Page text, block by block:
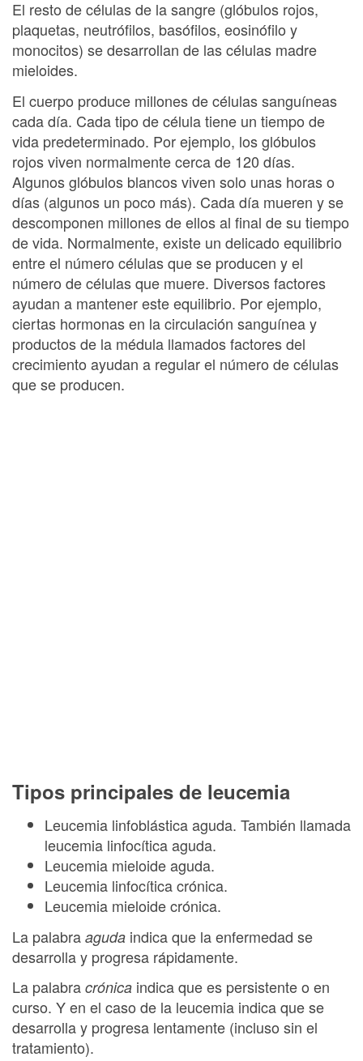
El resto de células de la sangre (glóbulos rojos,
plaquetas, neutrófilos, basófilos, eosinófilo y
monocitos) se desarrollan de las células madre
mieloides.
El cuerpo produce millones de células sanguíneas
cada día. Cada tipo de célula tiene un tiempo de
vida predeterminado. Por ejemplo, los glóbulos
rojos viven normalmente cerca de 120 días.
Algunos glóbulos blancos viven solo unas horas o
días (algunos un poco más). Cada día mueren y se
descomponen millones de ellos al final de su tiempo
de vida. Normalmente, existe un delicado equilibrio
entre el número células que se producen y el
número de células que muere. Diversos factores
ayudan a mantener este equilibrio. Por ejemplo,
ciertas hormonas en la circulación sanguínea y
productos de la médula llamados factores del
crecimiento ayudan a regular el número de células
que se producen.
Tipos principales de leucemia
Leucemia linfoblástica aguda. También llamada
leucemia linfocítica aguda.
Leucemia mieloide aguda.
Leucemia linfocítica crónica.
Leucemia mieloide crónica.
La palabra aguda indica que la enfermedad se
desarrolla y progresa rápidamente.
La palabra crónica indica que es persistente o en
curso. Y en el caso de la leucemia indica que se
desarrolla y progresa lentamente (incluso sin el
tratamiento).